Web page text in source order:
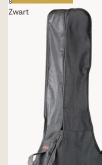
Zwart